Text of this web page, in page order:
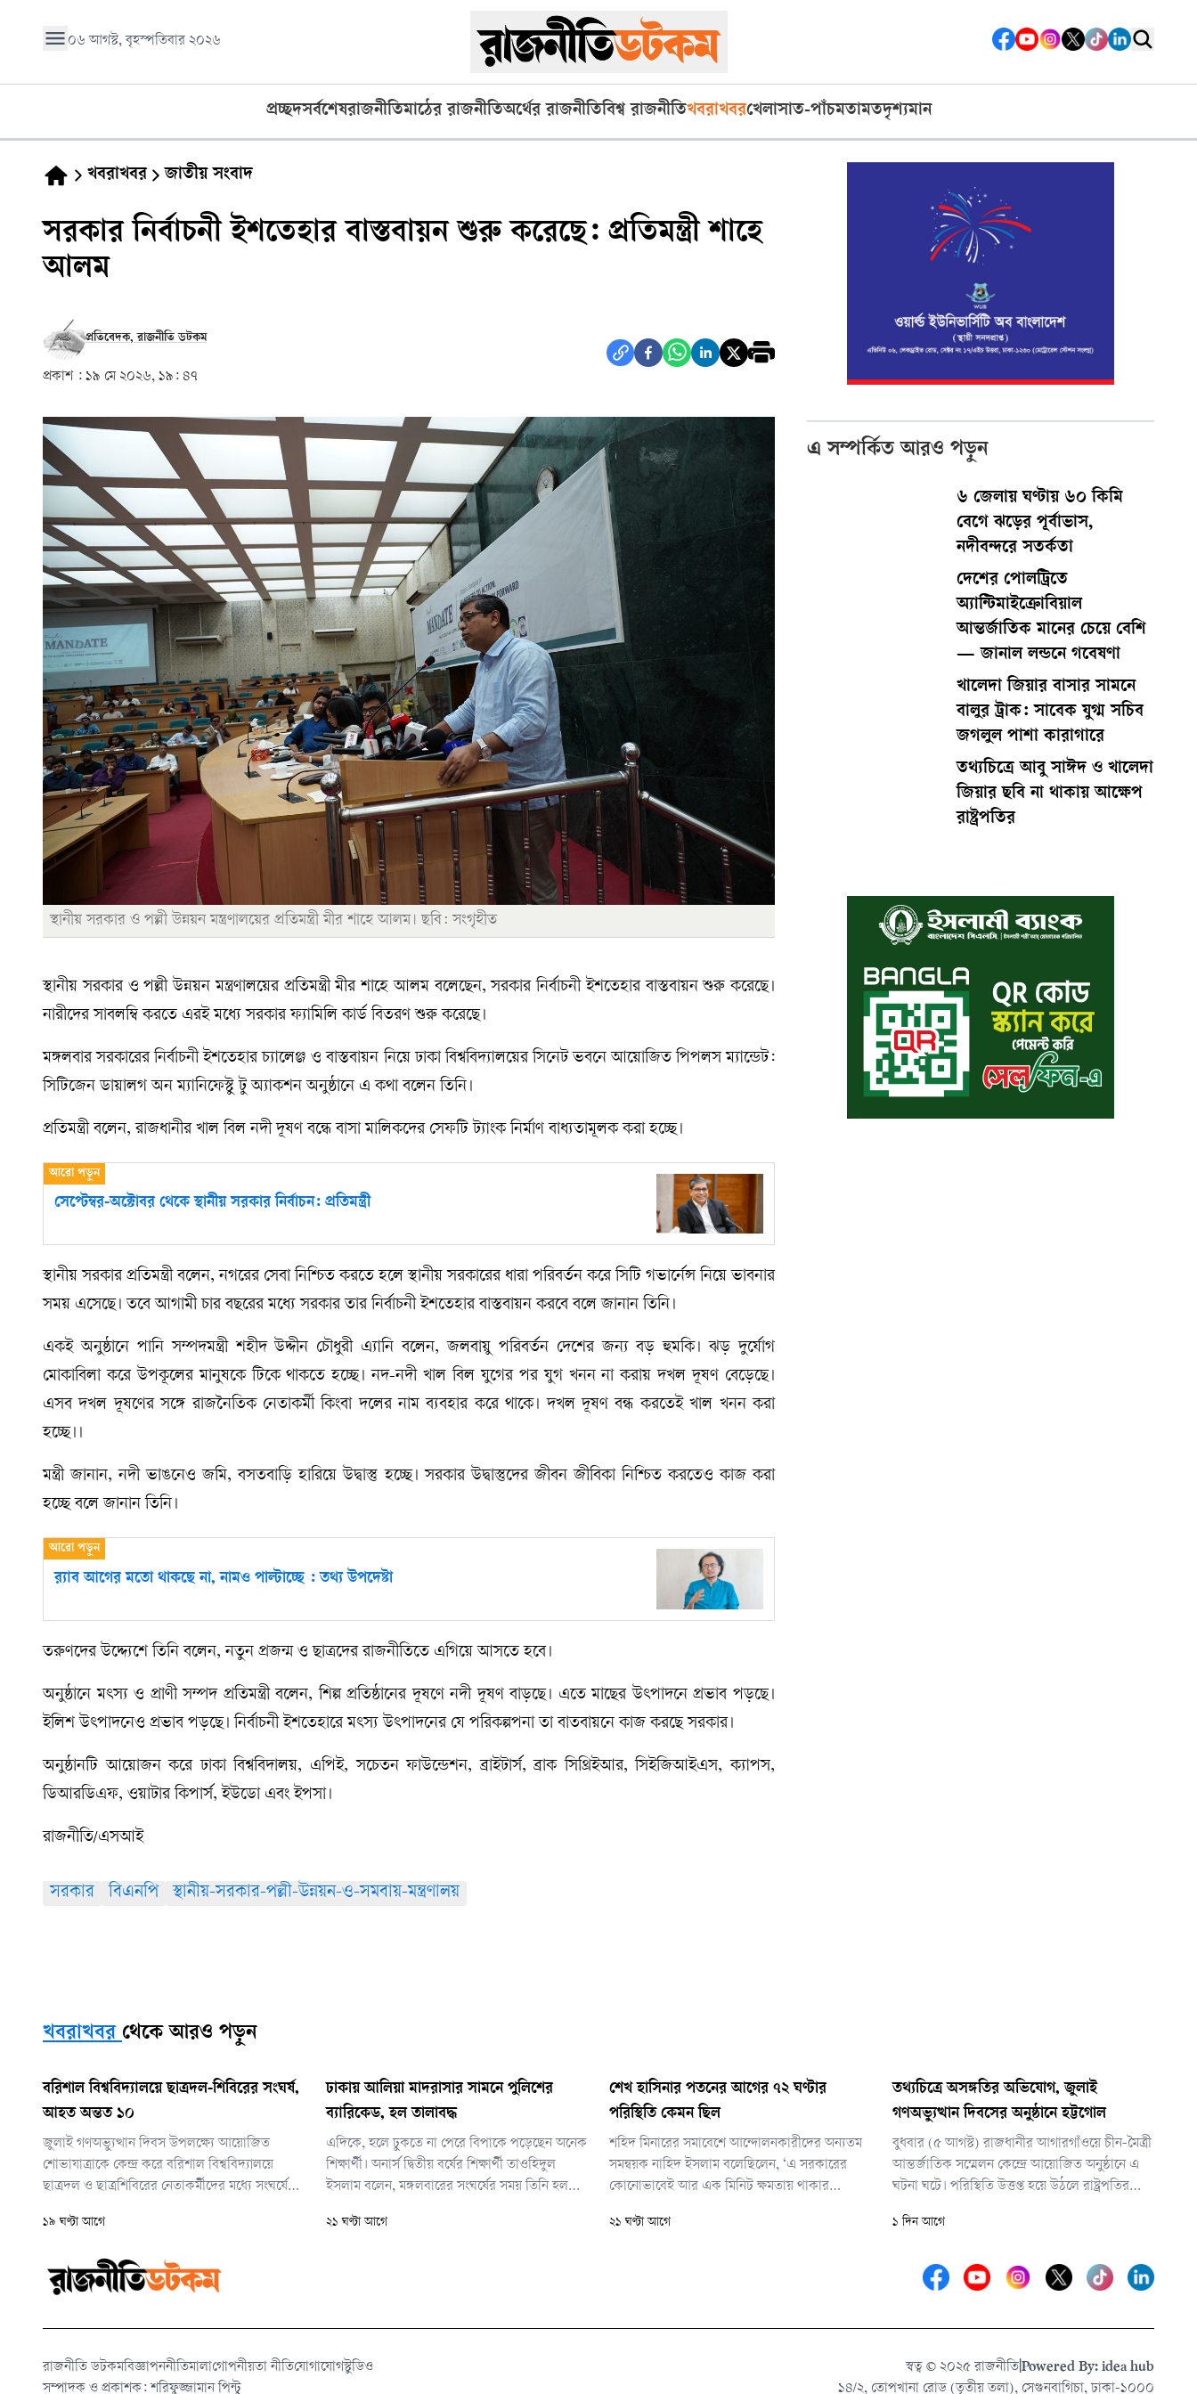
০৬ আগস্ট, বৃহস্পতিবার ২০২৬
প্রচ্ছদসর্বশেষরাজনীতিমাঠের রাজনীতিঅর্থের রাজনীতিবিশ্ব রাজনীতিখবরাখবরখেলাসাত-পাঁচমতামতদৃশ্যমান
খবরাখবর জাতীয় সংবাদ
সরকার নির্বাচনী ইশতেহার বাস্তবায়ন শুরু করেছে: প্রতিমন্ত্রী শাহে
আলম
প্রতিবেদক, রাজনীতি ডটকম
প্রকাশ : ১৯ মে ২০২৬, ১৯: ৪৭
স্থানীয় সরকার ও পল্লী উন্নয়ন মন্ত্রণালয়ের প্রতিমন্ত্রী মীর শাহে আলম। ছবি: সংগৃহীত
স্থানীয় সরকার ও পল্লী উন্নয়ন মন্ত্রণালয়ের প্রতিমন্ত্রী মীর শাহে আলম বলেছেন, সরকার নির্বাচনী ইশতেহার বাস্তবায়ন শুরু করেছে।
নারীদের সাবলম্বি করতে এরই মধ্যে সরকার ফ্যামিলি কার্ড বিতরণ শুরু করেছে।
মঙ্গলবার সরকারের নির্বাচনী ইশতেহার চ্যালেঞ্জ ও বাস্তবায়ন নিয়ে ঢাকা বিশ্ববিদ্যালয়ের সিনেট ভবনে আয়োজিত পিপলস ম্যান্ডেট:
সিটিজেন ডায়ালগ অন ম্যানিফেস্টু টু অ্যাকশন অনুষ্ঠানে এ কথা বলেন তিনি।
প্রতিমন্ত্রী বলেন, রাজধানীর খাল বিল নদী দূষণ বন্ধে বাসা মালিকদের সেফটি ট্যাংক নির্মাণ বাধ্যতামূলক করা হচ্ছে।
সেপ্টেম্বর-অক্টোবর থেকে স্থানীয় সরকার নির্বাচন: প্রতিমন্ত্রী
স্থানীয় সরকার প্রতিমন্ত্রী বলেন, নগরের সেবা নিশ্চিত করতে হলে স্থানীয় সরকারের ধারা পরিবর্তন করে সিটি গভার্নেন্স নিয়ে ভাবনার
সময় এসেছে। তবে আগামী চার বছরের মধ্যে সরকার তার নির্বাচনী ইশতেহার বাস্তবায়ন করবে বলে জানান তিনি।
একই অনুষ্ঠানে পানি সম্পদমন্ত্রী শহীদ উদ্দীন চৌধুরী এ্যানি বলেন, জলবায়ু পরিবর্তন দেশের জন্য বড় হুমকি। ঝড় দুর্যোগ
মোকাবিলা করে উপকূলের মানুষকে টিকে থাকতে হচ্ছে। নদ-নদী খাল বিল যুগের পর যুগ খনন না করায় দখল দূষণ বেড়েছে।
এসব দখল দূষণের সঙ্গে রাজনৈতিক নেতাকর্মী কিংবা দলের নাম ব্যবহার করে থাকে। দখল দূষণ বন্ধ করতেই খাল খনন করা
হচ্ছে।।
মন্ত্রী জানান, নদী ভাঙনেও জমি, বসতবাড়ি হারিয়ে উদ্বাস্তু হচ্ছে। সরকার উদ্বাস্তুদের জীবন জীবিকা নিশ্চিত করতেও কাজ করা
হচ্ছে বলে জানান তিনি।
র‍্যাব আগের মতো থাকছে না, নামও পাল্টাচ্ছে : তথ্য উপদেষ্টা
তরুণদের উদ্দ্যেশে তিনি বলেন, নতুন প্রজন্ম ও ছাত্রদের রাজনীতিতে এগিয়ে আসতে হবে।
অনুষ্ঠানে মৎস্য ও প্রাণী সম্পদ প্রতিমন্ত্রী বলেন, শিল্প প্রতিষ্ঠানের দূষণে নদী দূষণ বাড়ছে। এতে মাছের উৎপাদনে প্রভাব পড়ছে।
ইলিশ উৎপাদনেও প্রভাব পড়ছে। নির্বাচনী ইশতেহারে মৎস্য উৎপাদনের যে পরিকল্পপনা তা বাতবায়নে কাজ করছে সরকার।
অনুষ্ঠানটি আয়োজন করে ঢাকা বিশ্ববিদালয়, এপিই, সচেতন ফাউন্ডেশন, ব্রাইটার্স, ব্রাক সিথ্রিইআর, সিইজিআইএস, ক্যাপস,
ডিআরডিএফ, ওয়াটার কিপার্স, ইউডো এবং ইপসা।
রাজনীতি/এসআই
সরকার বিএনপি স্থানীয়-সরকার-পল্লী-উন্নয়ন-ও-সমবায়-মন্ত্রণালয়
এ সম্পর্কিত আরও পড়ুন
৬ জেলায় ঘণ্টায় ৬০ কিমি
বেগে ঝড়ের পূর্বাভাস,
নদীবন্দরে সতর্কতা
দেশের পোলট্রিতে
অ্যান্টিমাইক্রোবিয়াল
আন্তর্জাতিক মানের চেয়ে বেশি
— জানাল লন্ডনে গবেষণা
খালেদা জিয়ার বাসার সামনে
বালুর ট্রাক: সাবেক যুগ্ম সচিব
জগলুল পাশা কারাগারে
তথ্যচিত্রে আবু সাঈদ ও খালেদা
জিয়ার ছবি না থাকায় আক্ষেপ
রাষ্ট্রপতির
খবরাখবর থেকে আরও পড়ুন
বরিশাল বিশ্ববিদ্যালয়ে ছাত্রদল-শিবিরের সংঘর্ষ,
আহত অন্তত ১০
জুলাই গণঅভ্যুত্থান দিবস উপলক্ষ্যে আয়োজিত
শোভাযাত্রাকে কেন্দ্র করে বরিশাল বিশ্ববিদ্যালয়ে
ছাত্রদল ও ছাত্রশিবিরের নেতাকর্মীদের মধ্যে সংঘর্ষের
সাড়ে ১০টার মধ্যে কয়েক দফায় পালটাপালটি ধাওয়া
১৯ ঘণ্টা আগে
ঢাকায় আলিয়া মাদরাসার সামনে পুলিশের
ব্যারিকেড, হল তালাবদ্ধ
এদিকে, হলে ঢুকতে না পেরে বিপাকে পড়েছেন অনেক
শিক্ষার্থী। অনার্স দ্বিতীয় বর্ষের শিক্ষার্থী তাওহিদুল
ইসলাম বলেন, মঙ্গলবারের সংঘর্ষের সময় তিনি হল
২১ ঘণ্টা আগে
শেখ হাসিনার পতনের আগের ৭২ ঘণ্টার
পরিস্থিতি কেমন ছিল
শহিদ মিনারের সমাবেশে আন্দোলনকারীদের অন্যতম
সমন্বয়ক নাহিদ ইসলাম বলেছিলেন, ‘এ সরকারের
কোনোভাবেই আর এক মিনিট ক্ষমতায় থাকার
না; বরং খুন, লুটপাট, দুর্নীতি এদেশে হয়েছে তার
২১ ঘণ্টা আগে
তথ্যচিত্রে অসঙ্গতির অভিযোগ, জুলাই
গণঅভ্যুত্থান দিবসের অনুষ্ঠানে হট্টগোল
বুধবার (৫ আগস্ট) রাজধানীর আগারগাঁওয়ে চীন-মৈত্রী
আন্তর্জাতিক সম্মেলন কেন্দ্রে আয়োজিত অনুষ্ঠানে এ
ঘটনা ঘটে। পরিস্থিতি উত্তপ্ত হয়ে উঠলে রাষ্ট্রপতির
অবস্থান নেন।
১ দিন আগে
রাজনীতি ডটকমবিজ্ঞাপননীতিমালাগোপনীয়তা নীতিযোগাযোগস্টুডিও
সম্পাদক ও প্রকাশক: শরিফুজ্জামান পিন্টু
স্বত্ব © ২০২৫ রাজনীতিPowered By: idea hub
১৪/২, তোপখানা রোড (তৃতীয় তলা), সেগুনবাগিচা, ঢাকা-১০০০